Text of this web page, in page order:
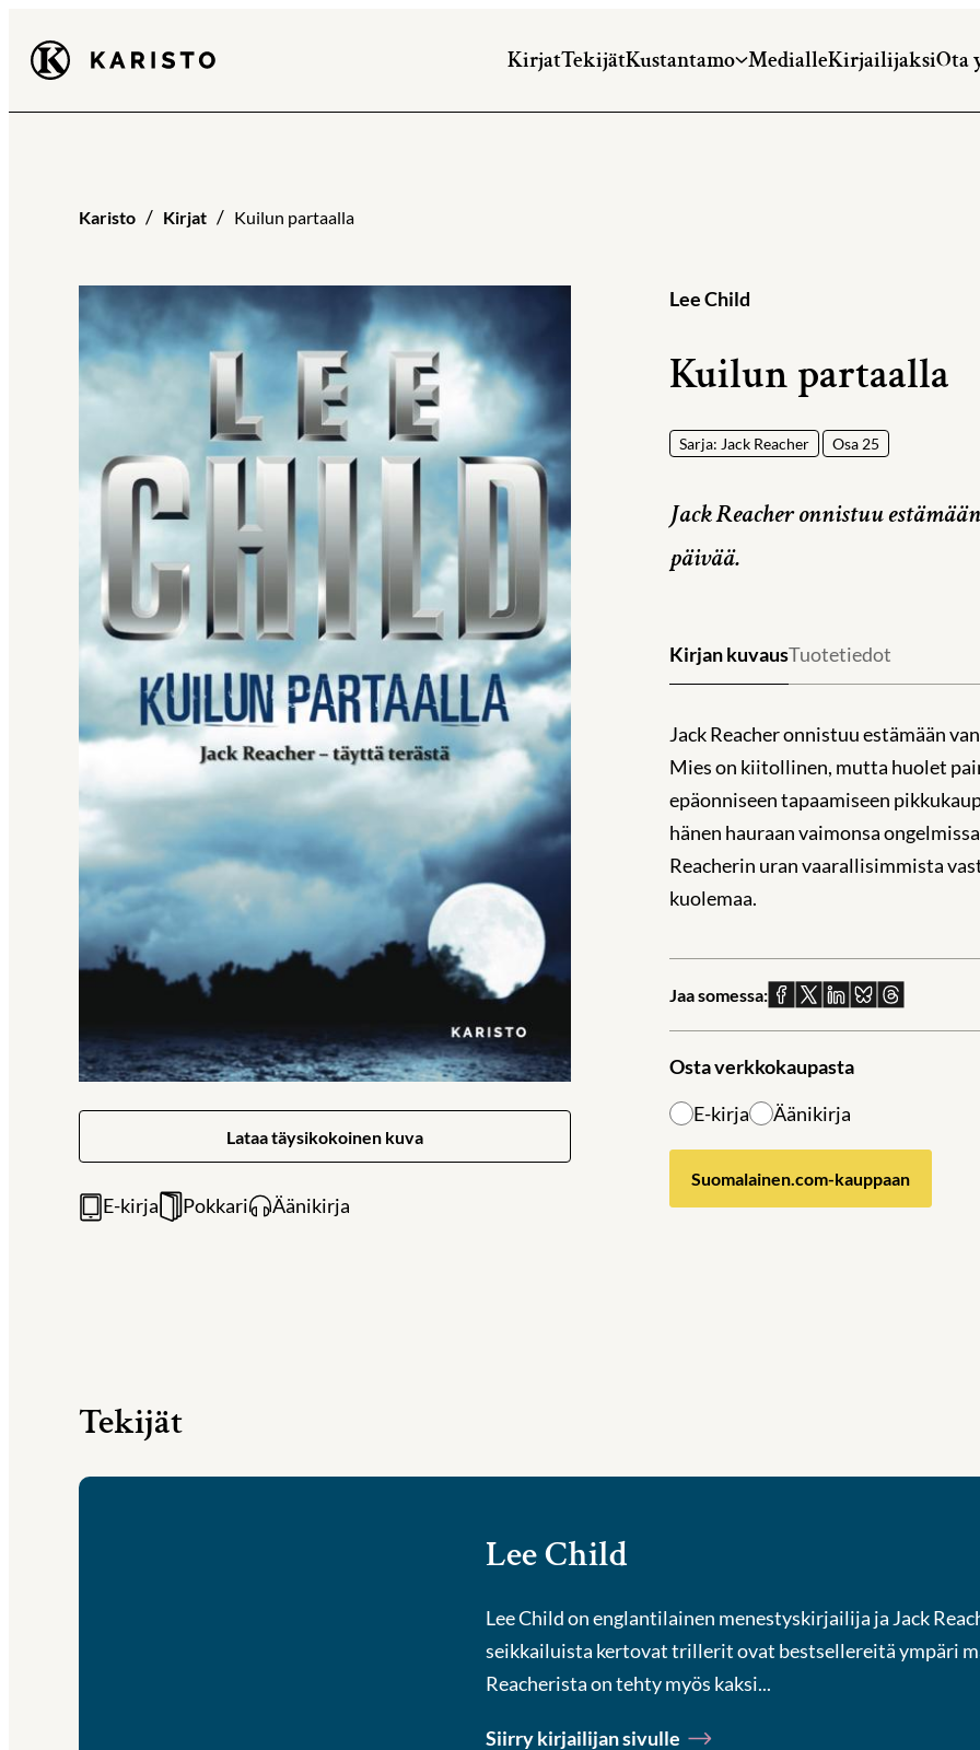
suoraan
Karisto KirjatTekijätKustantamo MedialleKirjailijaksiOta
Karisto Kirjat Kuilun partaalla
Lataa täysikokoinen kuva
E-kirja Pokkari Äänikirja
Lee Child
Kuilun partaalla
Sarja: Jack Reacher Osa 25
Jack Reacher onnistuu
päivää.
Kirjan kuvausTuotetiedot
Jack Reacher onnistuu estämään
Mies on kiitollinen, mutta huolet
epäonniseen tapaamiseen
hänen hauraan vaimonsa
Reacherin uran vaarallisimmista
kuolemaa.
Jaa somessa:Jaa
Facebookissa
Jaa
X:ssä
Jaa
Linkedinissä
Jaa
Blueskyssä
Jaa
Osta verkkokaupasta
E-kirja
Äänikirja
Suomalainen.com-kauppaan
Tekijät
Lee Child
Lee Child on englantilainen menestyskirjailija ja Jack
seikkailuista kertovat trillerit ovat bestsellereitä ympäri
Reacherista on tehty myös kaksi...
Siirry kirjailijan sivulle